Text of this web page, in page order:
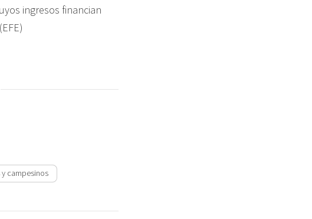
ingresos financian
campesinos